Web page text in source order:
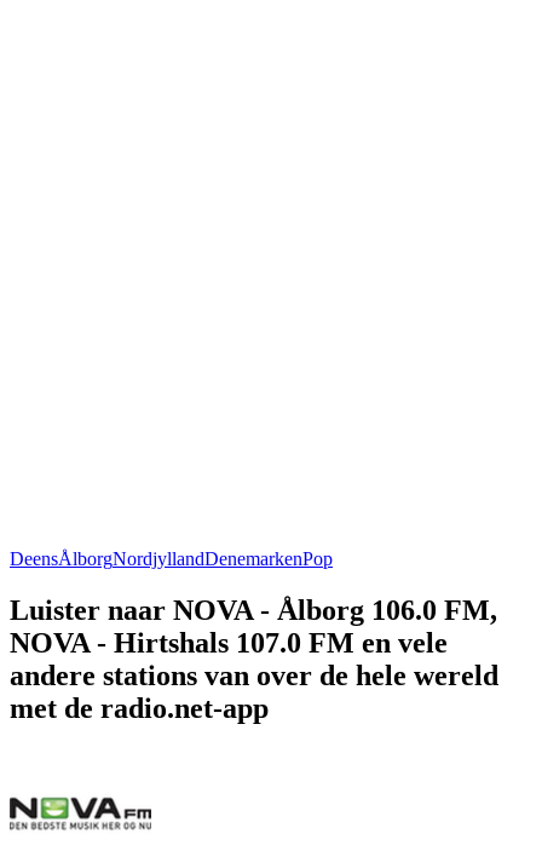
DeensÅlborgNordjyllandDenemarkenPop
Luister naar NOVA - Ålborg 106.0 FM,
NOVA - Hirtshals 107.0 FM en vele
andere stations van over de hele wereld
met de radio.net-app